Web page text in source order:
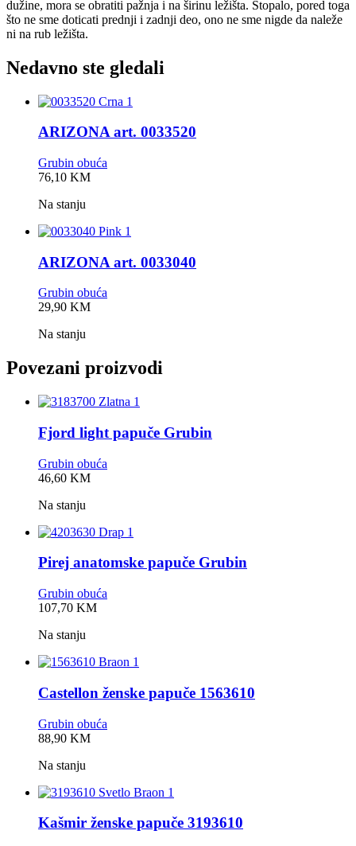
dužine, mora se obratiti pažnja i na širinu ležišta. Stopalo, pored toga
što ne sme doticati prednji i zadnji deo, ono ne sme nigde da naleže
ni na rub ležišta.
Nedavno ste gledali
ARIZONA art. 0033520
Grubin obuća
0,0
76,10 KM
Na stanju
ARIZONA art. 0033040
Grubin obuća
0,0
29,90 KM
Na stanju
Povezani proizvodi
Fjord light papuče Grubin
Grubin obuća
0,0
46,60 KM
Na stanju
Pirej anatomske papuče Grubin
Grubin obuća
0,0
107,70 KM
Na stanju
Castellon ženske papuče 1563610
Grubin obuća
0,0
88,90 KM
Na stanju
Kašmir ženske papuče 3193610